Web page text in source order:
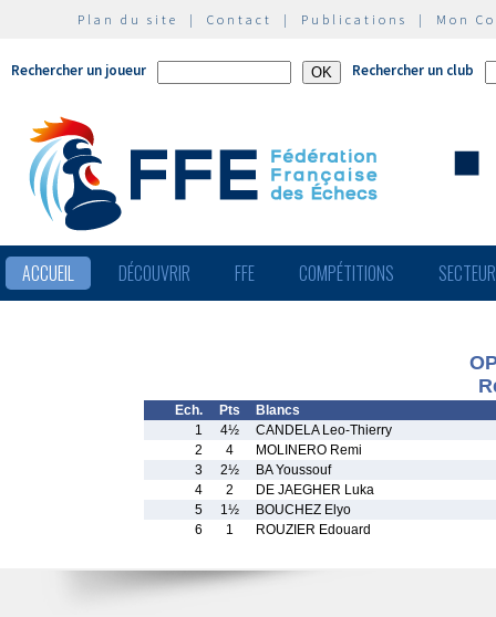
Plan du site | Contact | Publications | Mon
Rechercher un joueur Rechercher un club
ACCUEIL DÉCOUVRIR FFE COMPÉTITIONS
Ech. Pts
Blancs
1
4½
CANDELA Leo-Thierry
2
4
MOLINERO Remi
3
2½
BA Youssouf
4
2
DE JAEGHER Luka
5
1½
BOUCHEZ Elyo
6
1 ROUZIER Edouard